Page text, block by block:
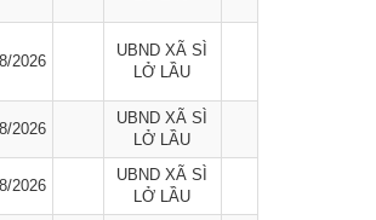
2026
UBND XÃ SÌ
LỞ LẦU
2026
UBND XÃ SÌ
LỞ LẦU
2026
UBND XÃ SÌ
LỞ LẦU